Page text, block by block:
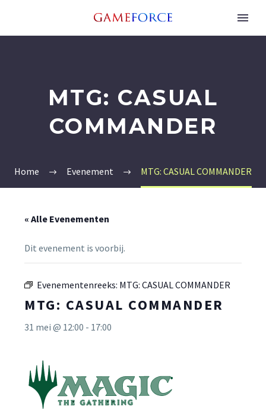
MTG: CASUAL
COMMANDER
Home Evenement MTG: CASUAL COMMANDER
« Alle Evenementen
Dit evenement is voorbij.
Evenementenreeks: MTG: CASUAL COMMANDER
MTG: CASUAL COMMANDER
31 mei @ 12:00 - 17:00